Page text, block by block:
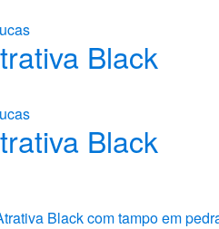
Black
Black
Black com tampo em